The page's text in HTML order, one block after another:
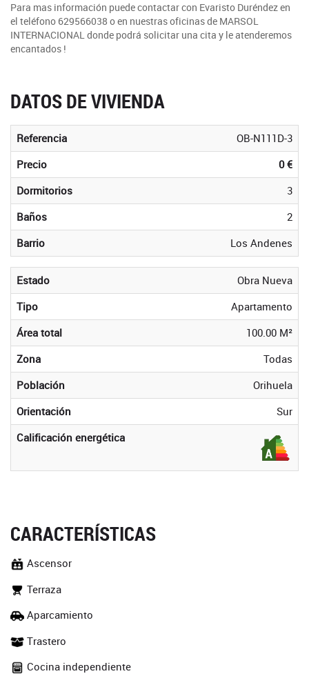
Para mas información puede contactar con Evaristo Duréndez en
el teléfono 629566038 o en nuestras oficinas de MARSOL
INTERNACIONAL donde podrá solicitar una cita y le atenderemos
encantados !
DATOS DE VIVIENDA
Referencia
OB-N111D-3
Precio
0 €
Dormitorios
3
Baños
2
Barrio
Los Andenes
Estado
Obra Nueva
Tipo
Apartamento
Área total
100.00 M²
Zona
Todas
Población
Orihuela
Orientación
Sur
Calificación energética
CARACTERÍSTICAS
Ascensor
Terraza
Aparcamiento
Trastero
Cocina independiente